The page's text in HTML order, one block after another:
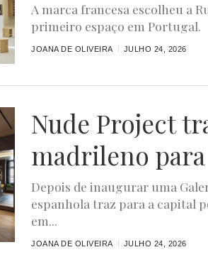
A marca francesa escolheu a
primeiro espaço em Portugal.
JOANA DE OLIVEIRA JULHO 24, 2026
Nude Project
madrileno
Depois de inaugurar uma
espanhola traz para a capital
em...
JOANA DE OLIVEIRA JULHO 24, 2026